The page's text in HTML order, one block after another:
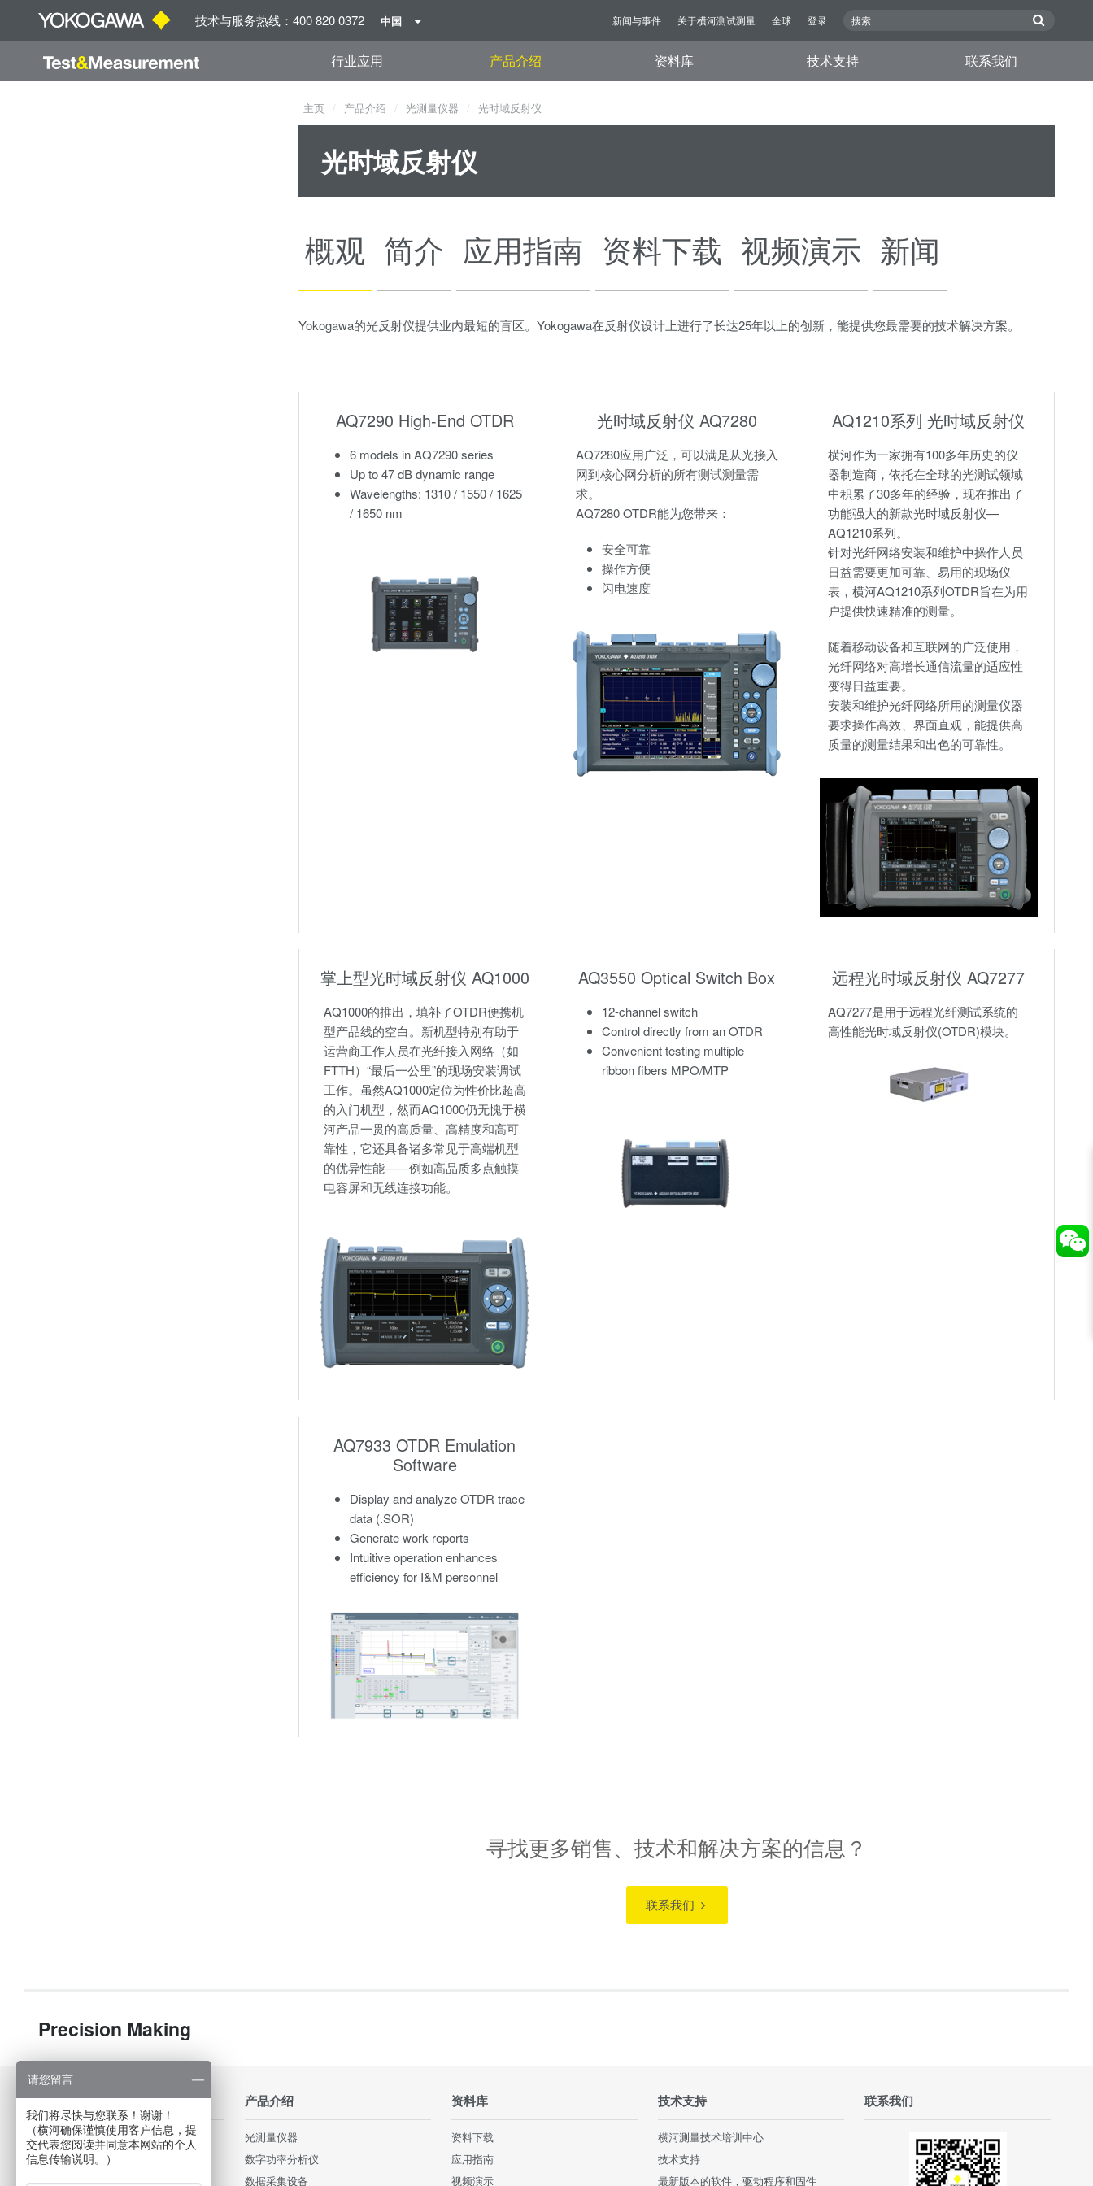
技术与服务热线：400 820 0372 中国 新闻与事件 关于横河测试测量 全球 登录
行业应用 产品介绍 资料库 技术支持 联系我们
主页 产品介绍 光测量仪器 光时域反射仪
光时域反射仪
概观 简介 应用指南 资料下载 视频演示 新闻
Yokogawa的光反射仪提供业内最短的盲区。Yokogawa在反射仪设计上进行了长达25年以上的创新，能提供您最需要的技术解决方案。
AQ7290 High-End OTDR
6 models in AQ7290 series
Up to 47 dB dynamic range
Wavelengths: 1310 / 1550 / 1625
/ 1650 nm
光时域反射仪 AQ7280
AQ7280应用广泛，可以满足从光接入
网到核心网分析的所有测试测量需
求。
AQ7280 OTDR能为您带来：
安全可靠
操作方便
闪电速度
AQ1210系列 光时域反射仪
横河作为一家拥有100多年历史的仪
器制造商，依托在全球的光测试领域
中积累了30多年的经验，现在推出了
功能强大的新款光时域反射仪—
AQ1210系列。
针对光纤网络安装和维护中操作人员
日益需要更加可靠、易用的现场仪
表，横河AQ1210系列OTDR旨在为用
户提供快速精准的测量。
随着移动设备和互联网的广泛使用，
光纤网络对高增长通信流量的适应性
变得日益重要。
安装和维护光纤网络所用的测量仪器
要求操作高效、界面直观，能提供高
质量的测量结果和出色的可靠性。
掌上型光时域反射仪 AQ1000
AQ1000的推出，填补了OTDR便携机
型产品线的空白。新机型特别有助于
运营商工作人员在光纤接入网络（如
FTTH）“最后一公里”的现场安装调试
工作。虽然AQ1000定位为性价比超高
的入门机型，然而AQ1000仍无愧于横
河产品一贯的高质量、高精度和高可
靠性，它还具备诸多常见于高端机型
的优异性能——例如高品质多点触摸
电容屏和无线连接功能。
AQ3550 Optical Switch Box
12-channel switch
Control directly from an OTDR
Convenient testing multiple
ribbon fibers MPO/MTP
远程光时域反射仪 AQ7277
AQ7277是用于远程光纤测试系统的
高性能光时域反射仪(OTDR)模块。
AQ7933 OTDR Emulation
Software
Display and analyze OTDR trace
data (.SOR)
Generate work reports
Intuitive operation enhances
efficiency for I&M personnel
寻找更多销售、技术和解决方案的信息？
联系我们
Precision Making
行业应用
轨道交通和高速铁路
照明和电源
Data Centers
产品介绍
光测量仪器
数字功率分析仪
数据采集设备
资料库
资料下载
应用指南
视频演示
技术支持
横河测量技术培训中心
技术支持
最新版本的软件，驱动程序和固件
联系我们
请您留言
我们将尽快与您联系！谢谢！
（横河确保谨慎使用客户信息，提
交代表您阅读并同意本网站的个人
信息传输说明。）